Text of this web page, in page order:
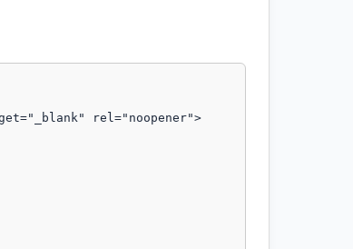
rel="noopener">